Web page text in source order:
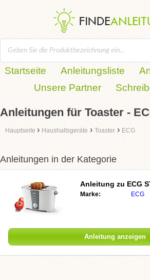
Startseite Anleitungsliste
Unsere Partner
Anleitungen für Toaster -
Hauptseite › Haushaltsgeräte › Toaster › ECG
Anleitungen in der Kategorie
Anleitung zu ECG
Marke: ECG
Anleitung anzeigen